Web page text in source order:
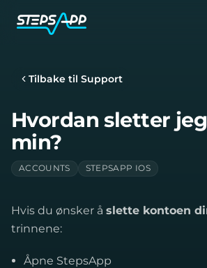
Tilbake til Support
Hvordan sletter
min?
ACCOUNTS STEPSAPP IOS
Hvis du ønsker å slette kontoen
trinnene:
Åpne StepsApp